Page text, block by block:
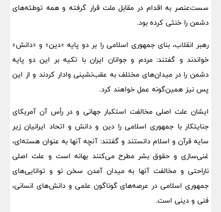
سست‌عنصر به اقدام در مقابل ملت قرار گرفته و همه توطئه‌های
دشمن را خنثی کرده بود.
رهبر انقلاب، بنای جمهوری اسلامی را بر دو پایه «دین» و «دانش»
خواندند و گفتند: مردم و جوانان ایران با تکیه بر این دو پایه
دشمن را در میدان‌های مختلف به عقب‌نشینی وادار کردند و از این
پس نیز همین‌گونه عمل خواهند کرد.
ایشان علت اصلی مخالفت استکبار جهانی و در رأس آن آمریکای
جنایتکار با جمهوری اسلامی را دین و دانش و اتحاد ایرانیان زیر
سایه قرآن و اسلام دانستند و گفتند: آنچه آنها به عنوان هسته‌ای،
غنی‌سازی و حقوق بشر مطرح می‌کنند بهانه است و علت اصلی
ناراحتی و مخالفت آنها به میدان آمدن سخن نو و توانایی‌های
جمهوری اسلامی در عرصه‌های گوناگون علمی و دانش‌های انسانی،
فنی و دینی است.